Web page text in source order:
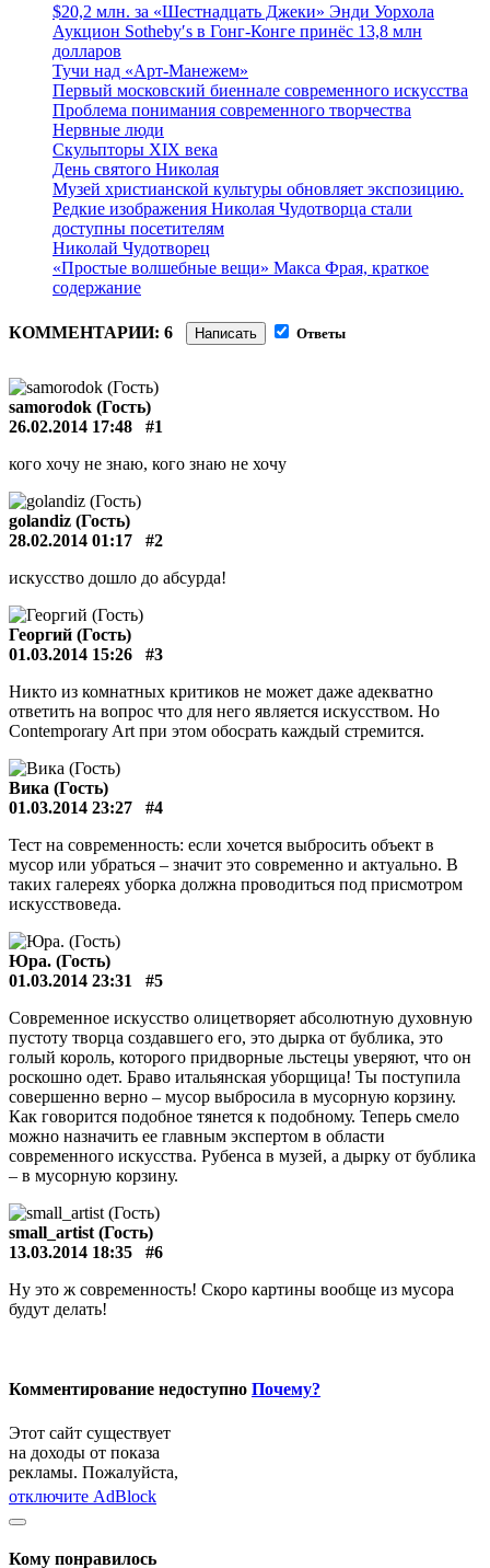
$20,2 млн. за «Шестнадцать Джеки» Энди Уорхола
Аукцион Sotheby′s в Гонг-Конге принёс 13,8 млн
долларов
Тучи над «Арт-Манежем»
Первый московский биеннале современного искусства
Проблема понимания современного творчества
Нервные люди
Скульпторы XIX века
День святого Николая
Музей христианской культуры обновляет экспозицию.
Редкие изображения Николая Чудотворца стали
доступны посетителям
Николай Чудотворец
«Простые волшебные вещи» Макса Фрая, краткое
содержание
КОММЕНТАРИИ: 6 Написать Ответы
samorodok (Гость)
26.02.2014 17:48
#1
кого хочу не знаю, кого знаю не хочу
golandiz (Гость)
28.02.2014 01:17
#2
искусство дошло до абсурда!
Георгий (Гость)
01.03.2014 15:26
#3
Никто из комнатных критиков не может даже адекватно
ответить на вопрос что для него является искусством. Но
Contemporary Art при этом обосрать каждый стремится.
Вика (Гость)
01.03.2014 23:27
#4
Тест на современность: если хочется выбросить объект в
мусор или убраться – значит это современно и актуально. В
таких галереях уборка должна проводиться под присмотром
искусствоведа.
Юра. (Гость)
01.03.2014 23:31
#5
Современное искусство олицетворяет абсолютную духовную
пустоту творца создавшего его, это дырка от бублика, это
голый король, которого придворные льстецы уверяют, что он
роскошно одет. Браво итальянская уборщица! Ты поступила
совершенно верно – мусор выбросила в мусорную корзину.
Как говорится подобное тянется к подобному. Теперь смело
можно назначить ее главным экспертом в области
современного искусства. Рубенса в музей, а дырку от бублика
– в мусорную корзину.
small_artist (Гость)
13.03.2014 18:35
#6
Ну это ж современность! Скоро картины вообще из мусора
будут делать!
Комментирование недоступно Почему?
Этот сайт существует
на доходы от показа
рекламы. Пожалуйста,
отключите AdBlock
Кому понравилось